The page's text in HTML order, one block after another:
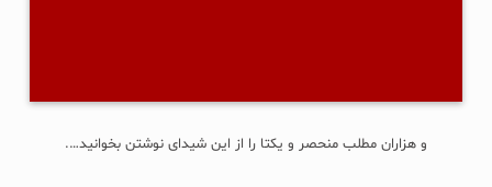
و هزاران مطلب منحصر و یکتا را از این شیدای نوشتن بخوانید….